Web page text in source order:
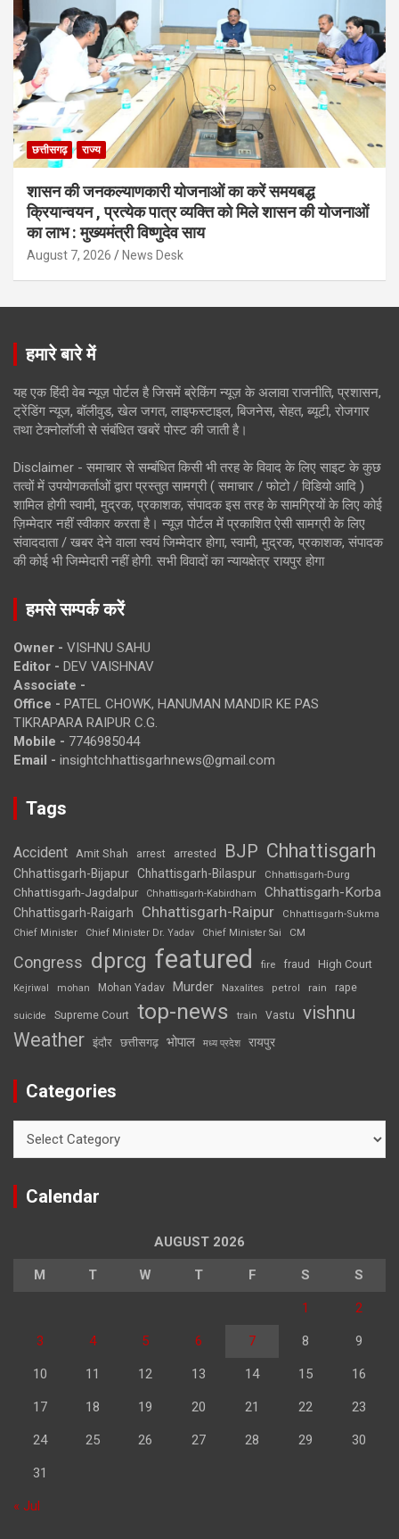
छत्तीसगढ़ राज्य
शासन की जनकल्याणकारी योजनाओं का करें समयबद्ध
क्रियान्वयन , प्रत्येक पात्र व्यक्ति को मिले शासन की योजनाओं
का लाभ : मुख्यमंत्री विष्णुदेव साय
August 7, 2026 News Desk
हमारे बारे में
यह एक हिंदी वेब न्यूज़ पोर्टल है जिसमें ब्रेकिंग न्यूज़ के अलावा राजनीति, प्रशासन,
ट्रेंडिंग न्यूज, बॉलीवुड, खेल जगत, लाइफस्टाइल, बिजनेस, सेहत, ब्यूटी, रोजगार
तथा टेक्नोलॉजी से संबंधित खबरें पोस्ट की जाती है।
Disclaimer - समाचार से सम्बंधित किसी भी तरह के विवाद के लिए साइट के कुछ
तत्वों में उपयोगकर्ताओं द्वारा प्रस्तुत सामग्री ( समाचार / फोटो / विडियो आदि )
शामिल होगी स्वामी, मुद्रक, प्रकाशक, संपादक इस तरह के सामग्रियों के लिए कोई
ज़िम्मेदार नहीं स्वीकार करता है। न्यूज़ पोर्टल में प्रकाशित ऐसी सामग्री के लिए
संवाददाता / खबर देने वाला स्वयं जिम्मेदार होगा, स्वामी, मुद्रक, प्रकाशक, संपादक
की कोई भी जिम्मेदारी नहीं होगी. सभी विवादों का न्यायक्षेत्र रायपुर होगा
हमसे सम्पर्क करें
Owner - VISHNU SAHU
Editor - DEV VAISHNAV
Associate -
Office - PATEL CHOWK, HANUMAN MANDIR KE PAS
TIKRAPARA RAIPUR C.G.
Mobile - 7746985044
Email - insightchhattisgarhnews@gmail.com
Tags
Accident Amit Shah arrest arrested BJP Chhattisgarh
Chhattisgarh-Bijapur Chhattisgarh-Bilaspur Chhattisgarh-Durg
Chhattisgarh-Jagdalpur Chhattisgarh-Kabirdham Chhattisgarh-Korba
Chhattisgarh-Raigarh Chhattisgarh-Raipur
Chhattisgarh-Sukma
Chief Minister
Chief Minister Dr. Yadav Chief Minister Sai CM
Congress dprcg featured fire fraud High Court
Kejriwal mohan Mohan Yadav Murder Naxalites petrol rain rape
suicide Supreme Court top-news train Vastu vishnu
Weather इंदौर छत्तीसगढ़ भोपाल मध्य प्रदेश रायपुर
Categories
Calendar
AUGUST 2026
M T W T F S S
1 2
3 4 5 6 7 8 9
10 11 12 13 14 15 16
17 18 19 20 21 22 23
24 25 26 27 28 29 30
31
« Jul